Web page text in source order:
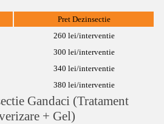
Pret Dezinsectie
260 lei/interventie
300 lei/interventie
340 lei/interventie
380 lei/interventie
Gandaci (Tratament
+ Gel)